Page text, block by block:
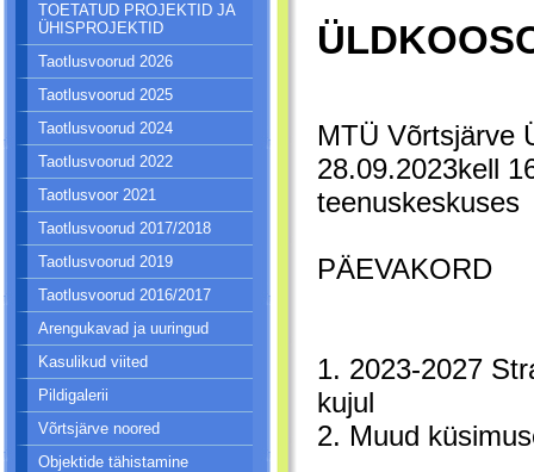
TOETATUD PROJEKTID JA
ÜHISPROJEKTID
Taotlusvoorud 2026
Taotlusvoorud 2025
Taotlusvoorud 2024
Taotlusvoorud 2022
Taotlusvoor 2021
Taotlusvoorud 2017/2018
Taotlusvoorud 2019
Taotlusvoorud 2016/2017
Arengukavad ja uuringud
Kasulikud viited
Pildigalerii
Võrtsjärve noored
Objektide tähistamine
MTÜ Võrtsjärve
28.09.2023kell
teenuskeskuses
PÄEVAKORD
1. 2023-2027
kujul
2. Muud